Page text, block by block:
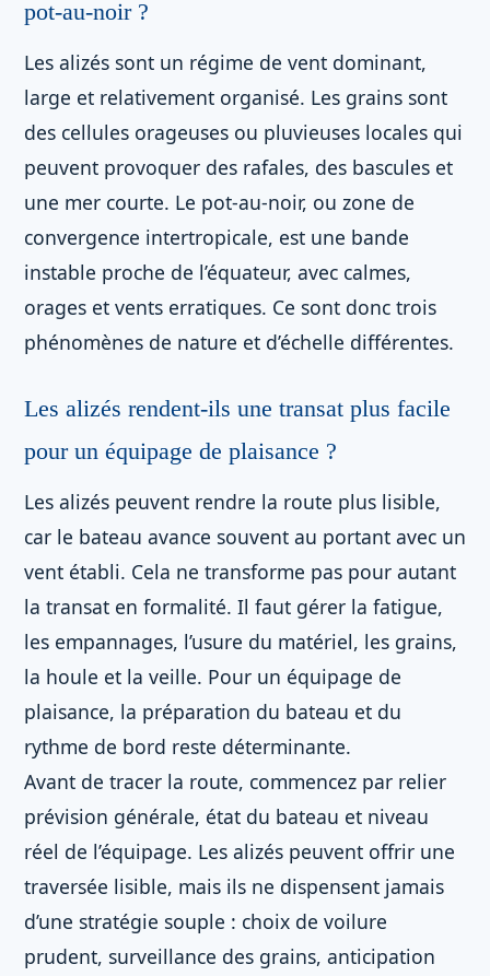
pot-au-noir ?
Les alizés sont un régime de vent dominant,
large et relativement organisé. Les grains sont
des cellules orageuses ou pluvieuses locales qui
peuvent provoquer des rafales, des bascules et
une mer courte. Le pot-au-noir, ou zone de
convergence intertropicale, est une bande
instable proche de l’équateur, avec calmes,
orages et vents erratiques. Ce sont donc trois
phénomènes de nature et d’échelle différentes.
Les alizés rendent-ils une transat plus facile
pour un équipage de plaisance ?
Les alizés peuvent rendre la route plus lisible,
car le bateau avance souvent au portant avec un
vent établi. Cela ne transforme pas pour autant
la transat en formalité. Il faut gérer la fatigue,
les empannages, l’usure du matériel, les grains,
la houle et la veille. Pour un équipage de
plaisance, la préparation du bateau et du
rythme de bord reste déterminante.
Avant de tracer la route, commencez par relier
prévision générale, état du bateau et niveau
réel de l’équipage. Les alizés peuvent offrir une
traversée lisible, mais ils ne dispensent jamais
d’une stratégie souple : choix de voilure
prudent, surveillance des grains, anticipation